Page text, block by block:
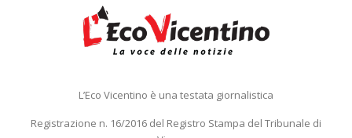
L’Eco Vicentino è una testata giornalistica
Registrazione n. 16/2016 del Registro Stampa del Tribunale di